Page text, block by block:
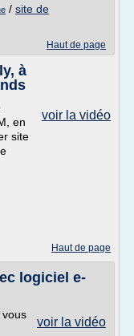
/ site de
Haut de page
à
voir la vidéo
en
site
Haut de page
logiciel e-
voir la vidéo